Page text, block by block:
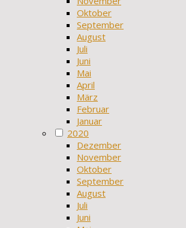
Oktober
September
August
Juli
Juni
Mai
April
März
Februar
Januar
2020
Dezember
November
Oktober
September
August
Juli
Juni